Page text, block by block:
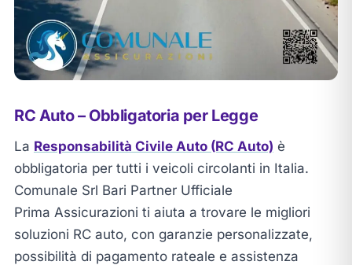
RC Auto – Obbligatoria per Legge
La Responsabilità Civile Auto (RC Auto) è
obbligatoria per tutti i veicoli circolanti in Italia.
Comunale Srl Bari Partner Ufficiale
Prima Assicurazioni ti aiuta a trovare le migliori
soluzioni RC auto, con garanzie personalizzate,
possibilità di pagamento rateale e assistenza